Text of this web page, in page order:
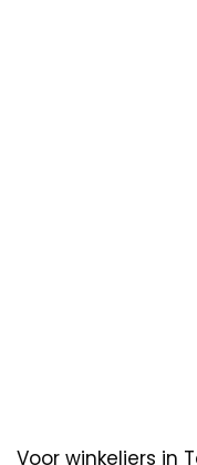
Voor winkeliers in